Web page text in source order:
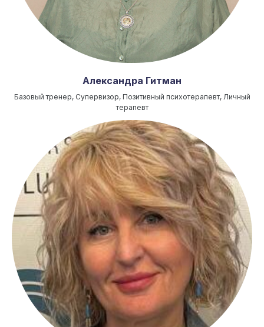
Александра Гитман
Базовый тренер, Супервизор, Позитивный психотерапевт, Личный
терапевт